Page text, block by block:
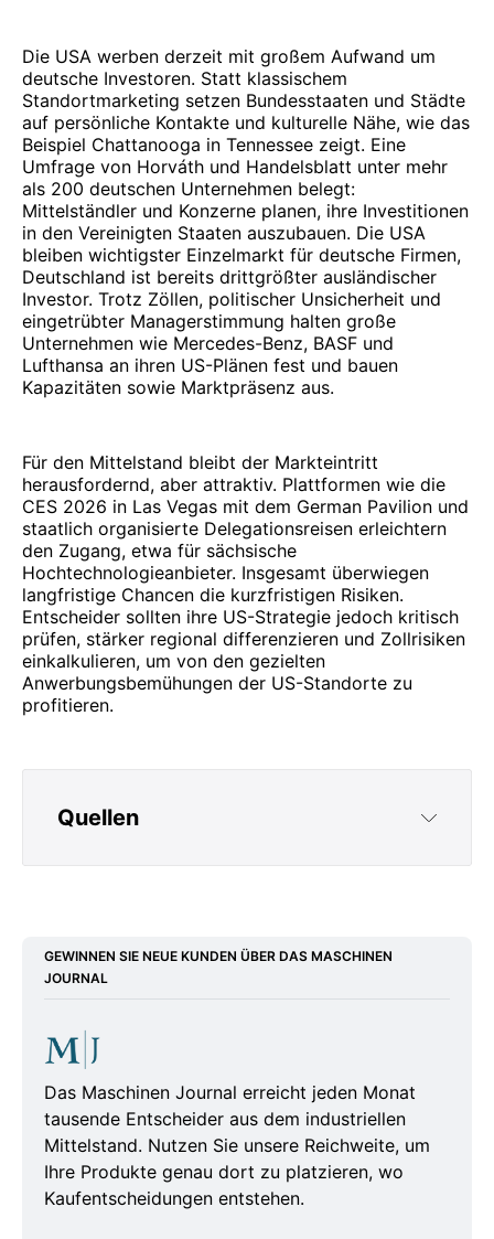
Die USA werben derzeit mit großem Aufwand um
deutsche Investoren. Statt klassischem
Standortmarketing setzen Bundesstaaten und Städte
auf persönliche Kontakte und kulturelle Nähe, wie das
Beispiel Chattanooga in Tennessee zeigt. Eine
Umfrage von Horváth und Handelsblatt unter mehr
als 200 deutschen Unternehmen belegt:
Mittelständler und Konzerne planen, ihre Investitionen
in den Vereinigten Staaten auszubauen. Die USA
bleiben wichtigster Einzelmarkt für deutsche Firmen,
Deutschland ist bereits drittgrößter ausländischer
Investor. Trotz Zöllen, politischer Unsicherheit und
eingetrübter Managerstimmung halten große
Unternehmen wie Mercedes-Benz, BASF und
Lufthansa an ihren US-Plänen fest und bauen
Kapazitäten sowie Marktpräsenz aus.
Für den Mittelstand bleibt der Markteintritt
herausfordernd, aber attraktiv. Plattformen wie die
CES 2026 in Las Vegas mit dem German Pavilion und
staatlich organisierte Delegationsreisen erleichtern
den Zugang, etwa für sächsische
Hochtechnologieanbieter. Insgesamt überwiegen
langfristige Chancen die kurzfristigen Risiken.
Entscheider sollten ihre US-Strategie jedoch kritisch
prüfen, stärker regional differenzieren und Zollrisiken
einkalkulieren, um von den gezielten
Anwerbungsbemühungen der US-Standorte zu
profitieren.
Quellen
https://www.stiftung-
https://www.energiezukunft.eu/wirtschaft/eu-
https://www.ihk.de/hannover/hauptnavigation/i
nternational/aktuell-international/freihandel-
mit-suedamerika-6934006
https://www.bpb.de/themen/wirtschaft/freihan
del/geooekonomie/569914/warum-das-
GEWINNEN SIE NEUE KUNDEN ÜBER DAS MASCHINEN
JOURNAL
Das Maschinen Journal erreicht jeden Monat
tausende Entscheider aus dem industriellen
Mittelstand. Nutzen Sie unsere Reichweite, um
Ihre Produkte genau dort zu platzieren, wo
Kaufentscheidungen entstehen.